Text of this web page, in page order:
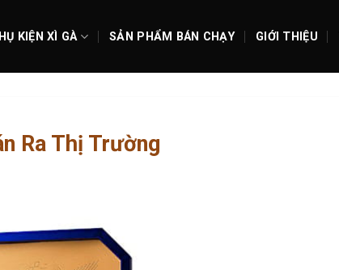
KIỆN XÌ GÀ SẢN PHẨM BÁN CHẠY GIỚI THIỆU
Ra Thị Trường